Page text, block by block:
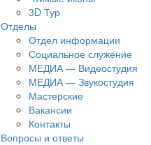
3D Тур
Отделы
Отдел информации
Социальное служение
МЕДИА — Видеостудия
МЕДИА — Звукостудия
Мастерские
Вакансии
Контакты
Вопросы и ответы